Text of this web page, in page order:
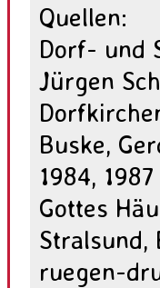
Quellen:
Dorf- und
Jürgen
Buske,
1984,
Gottes
Stralsund,
ruegen-